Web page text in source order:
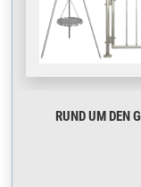
RUND UM DEN